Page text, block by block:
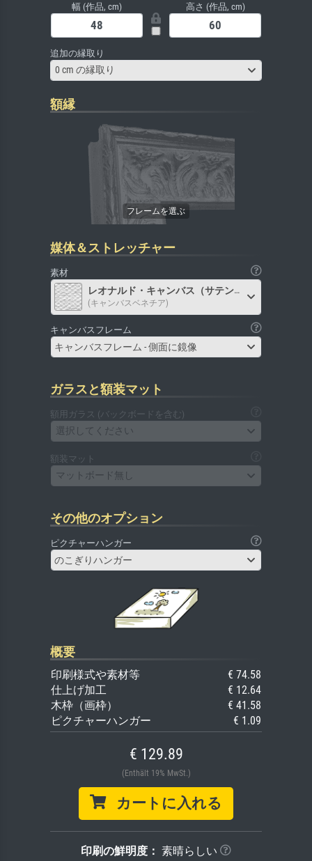
幅 (作品, cm) 高さ (作品, cm)
追加の縁取り
0 cm の縁取り
額縁
媒体＆ストレッチャー
素材
レオナルド・キャンバス（サテン）
(キャンバスベネチア)
キャンバスフレーム
キャンバスフレーム - 側面に鏡像
ガラスと額装マット
額用ガラス (バックボードを含む)
選択してください
額装マット
マットボード無し
その他のオプション
ピクチャーハンガー
のこぎりハンガー
概要
印刷様式や素材等
€ 74.58
仕上げ加工
€ 12.64
木枠（画枠）
€ 41.58
ピクチャーハンガー
€ 1.09
€ 129.89
(Enthält 19% MwSt.)
カートに入れる
印刷の鮮明度： 素晴らしい